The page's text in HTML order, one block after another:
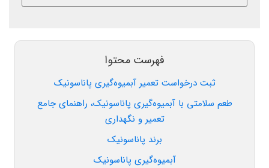
قسمت
فهرست محتوا
ثبت درخواست تعمیر آبمیوه‌گیری پاناسونیک
طعم سلامتی با آبمیوه‌گیری پاناسونیک، راهنمای جامع
تعمیر و نگهداری
برند پاناسونیک
آبمیوه‌گیری پاناسونیک